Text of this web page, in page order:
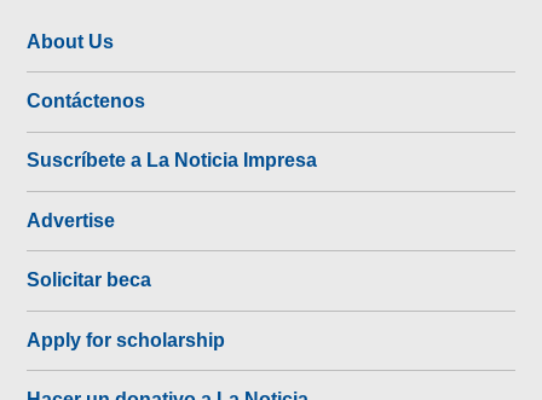
About Us
Contáctenos
Suscríbete a La Noticia Impresa
Advertise
Solicitar beca
Apply for scholarship